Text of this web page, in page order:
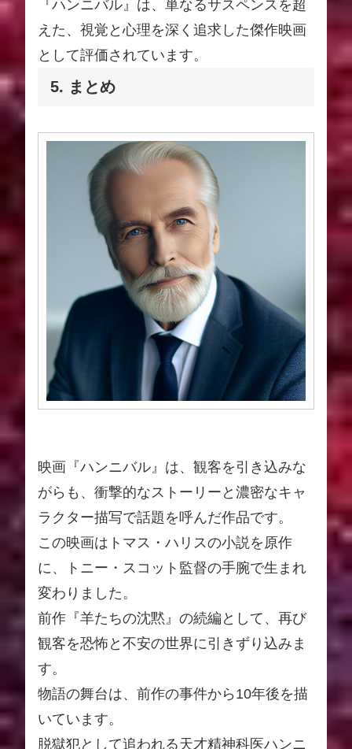
『ハンニバル』は、単なるサスペンスを超
えた、視覚と心理を深く追求した傑作映画
として評価されています。
5. まとめ
映画『ハンニバル』は、観客を引き込みな
がらも、衝撃的なストーリーと濃密なキャ
ラクター描写で話題を呼んだ作品です。
この映画はトマス・ハリスの小説を原作
に、トニー・スコット監督の手腕で生まれ
変わりました。
前作『羊たちの沈黙』の続編として、再び
観客を恐怖と不安の世界に引きずり込みま
す。
物語の舞台は、前作の事件から10年後を描
いています。
脱獄犯として追われる天才精神科医ハンニ